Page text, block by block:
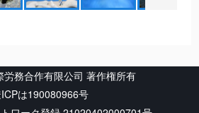
労務合作有限公司 著作権所有
は190080966号